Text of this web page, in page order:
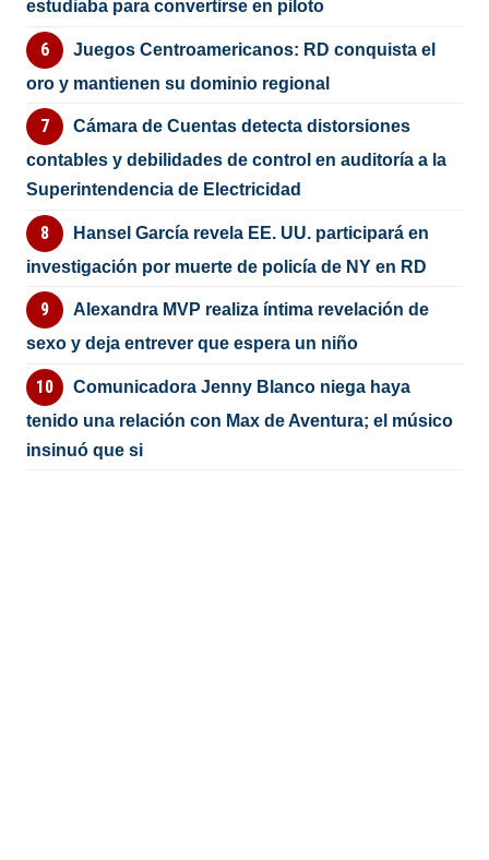
estudiaba para convertirse en piloto
Juegos Centroamericanos: RD conquista el
oro y mantienen su dominio regional
Cámara de Cuentas detecta distorsiones
contables y debilidades de control en auditoría a la
Superintendencia de Electricidad
Hansel García revela EE. UU. participará en
investigación por muerte de policía de NY en RD
Alexandra MVP realiza íntima revelación de
sexo y deja entrever que espera un niño
Comunicadora Jenny Blanco niega haya
tenido una relación con Max de Aventura; el músico
insinuó que si